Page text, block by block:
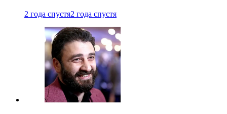
2 года спустя2 года спустя